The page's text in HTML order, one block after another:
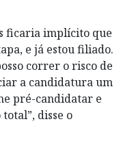
ficaria implícito que
e já estou filiado.
correr o risco de
a candidatura um
pré-candidatar e
disse o